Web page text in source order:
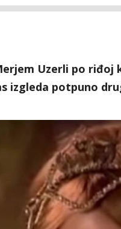
Uzerli po riđoj
izgleda potpuno